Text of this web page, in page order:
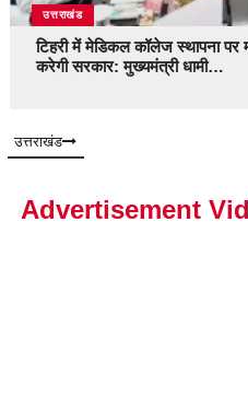
उत्तराखंड
टिहरी में मेडिकल कॉलेज स्थापना
करेगी सरकार: मुख्यमंत्री धामी…
उत्तराखंड
Advertisement